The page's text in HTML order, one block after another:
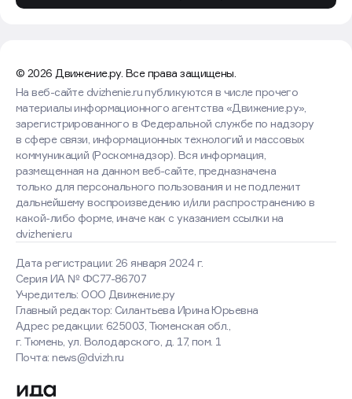
© 2026 Движение.ру. Все права защищены.
Дата регистрации: 26 января 2024 г.
Серия ИА № ФС77-86707
Учредитель: ООО Движение.ру
Главный редактор: Силантьева Ирина Юрьевна
Адрес редакции: 625003, Тюменская обл.,
г. Тюмень, ул. Володарского, д. 17, пом. 1
Почта: news@dvizh.ru
На веб-сайте dvizhenie.ru публикуются в числе прочего
материалы информационного агентства «Движение.ру»,
зарегистрированного в Федеральной службе по надзору
в сфере связи, информационных технологий и массовых
коммуникаций (Роскомнадзор). Вся информация,
размещенная на данном веб-сайте, предназначена
только для персонального пользования и не подлежит
дальнейшему воспроизведению и/или распространению в
какой-либо форме, иначе как с указанием ссылки на
dvizhenie.ru
Оставаясь на сайте, вы
соглашаетесь с использованием